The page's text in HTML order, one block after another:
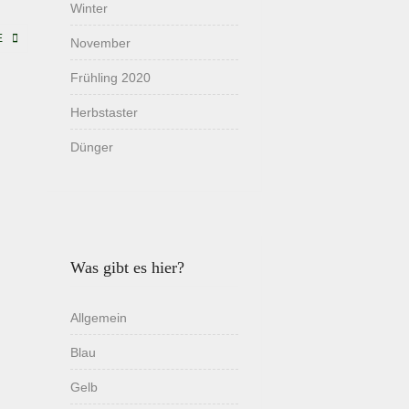
Winter
November
Frühling 2020
Herbstaster
Dünger
Was gibt es hier?
Allgemein
Blau
Gelb